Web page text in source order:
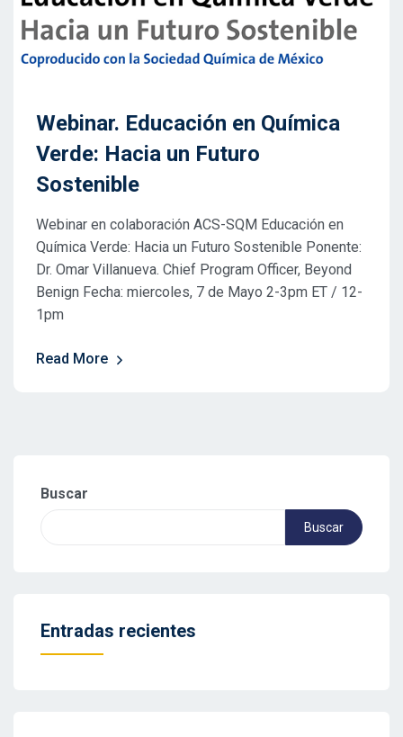
Webinar. Educación en Química
Verde: Hacia un Futuro
Sostenible
Webinar en colaboración ACS-SQM Educación en
Química Verde: Hacia un Futuro Sostenible Ponente:
Dr. Omar Villanueva. Chief Program Officer, Beyond
Benign Fecha: miercoles, 7 de Mayo 2-3pm ET / 12-
1pm
Read More
Buscar
Buscar
Entradas recientes